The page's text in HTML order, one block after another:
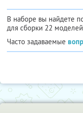
В наборе вы найдете
для сборки 22
Часто задаваемые